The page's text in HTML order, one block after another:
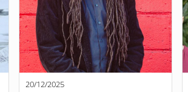
20/12/2025